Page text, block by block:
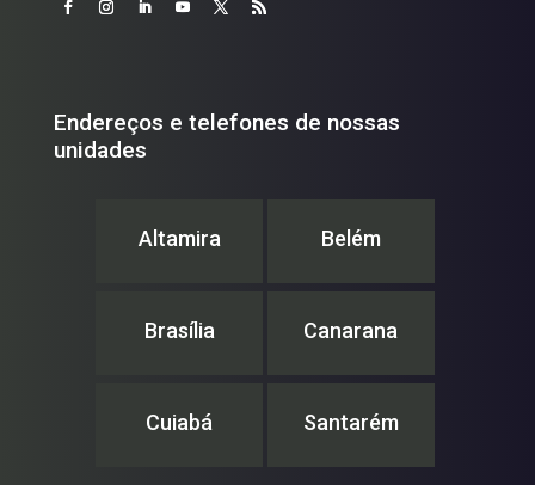
Endereços e telefones de nossas
unidades
Altamira Belém
Brasília Canarana
Cuiabá Santarém